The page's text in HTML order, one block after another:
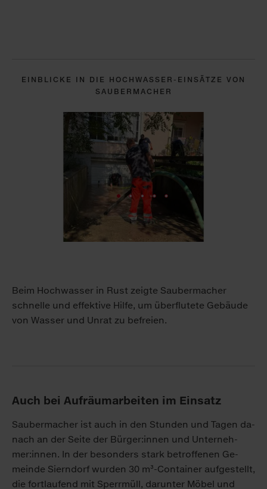
EINBLICKE IN DIE HOCHWASSER-EINSÄTZE VON
SAUBERMACHER
Beim Hochwasser in Rust zeigte Saubermacher
schnelle und effektive Hilfe, um überflutete Gebäude
von Wasser und Unrat zu befreien.
Auch bei Auf­räum­ar­bei­ten im Ein­satz
Sau­ber­ma­cher ist auch in den Stun­den und Ta­gen da­
nach an der Sei­te der Bür­ger:in­nen und Un­ter­neh­
mer:in­nen. In der be­son­ders stark be­trof­fe­nen Ge­
mein­de Siern­dorf wur­den 30 m³-Con­tai­ner auf­ge­stellt,
die fort­lau­fend mit Sperr­müll, dar­un­ter Mö­bel und